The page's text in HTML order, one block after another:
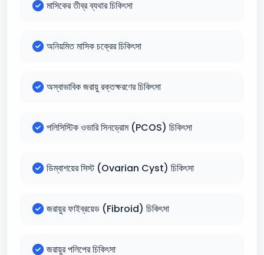
মাসিকের তীব্র ব্যথার চিকিৎসা
অনিয়মিত মাসিক চক্রের চিকিৎসা
অস্বাভাবিক জরায়ু রক্তক্ষরণের চিকিৎসা
পলিসিস্টিক ওভারি সিনড্রোম (PCOS) চিকিৎসা
ডিম্বাশয়ের সিস্ট (Ovarian Cyst) চিকিৎসা
জরায়ুর ফাইব্রয়েড (Fibroid) চিকিৎসা
জরায়ুর পলিপের চিকিৎসা